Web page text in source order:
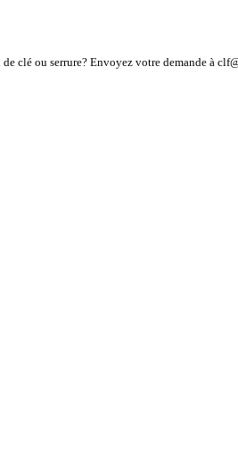
clé ou serrure? Envoyez votre demande à